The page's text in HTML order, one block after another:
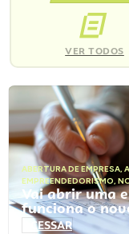
VER TODOS
ABERTURA DE EMPRESA,
EMPREENDEDORISMO,
Vai abrir uma
funciona o
ACESSAR